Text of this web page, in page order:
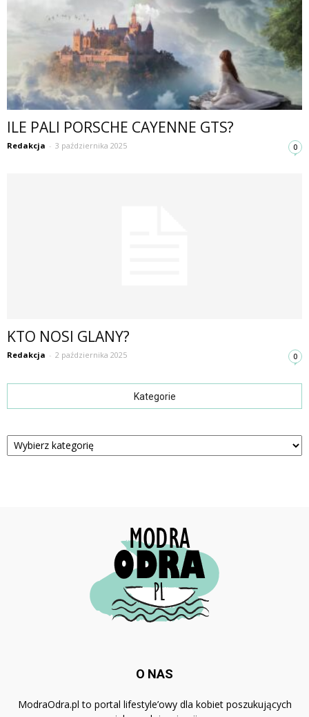
ILE PALI PORSCHE CAYENNE GTS?
Redakcja - 3 października 2025 0
KTO NOSI GLANY?
Redakcja - 2 października 2025 0
Kategorie
Kategorie
O NAS
ModraOdra.pl to portal lifestyle’owy dla kobiet poszukujących